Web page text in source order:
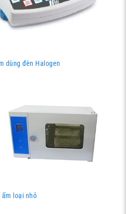
dùng đèn Halogen
ấm loại nhỏ